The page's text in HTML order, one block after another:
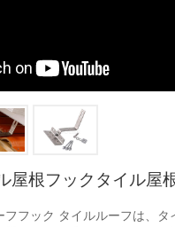
屋根フックタイル屋
フフック タイルルーフは、タ